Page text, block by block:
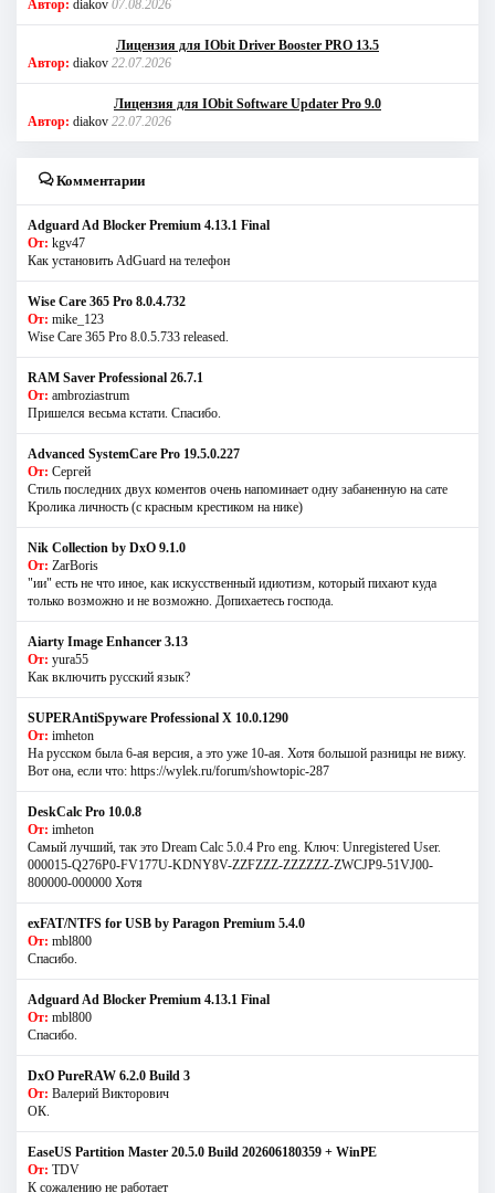
Автор: diakov 07.08.2026
Лицензия для IObit Driver Booster PRO 13.5
Автор: diakov 22.07.2026
Лицензия для IObit Software Updater Pro 9.0
Автор: diakov 22.07.2026
Комментарии
Adguard Ad Blocker Premium 4.13.1 Final
От: kgv47
Как установить AdGuard на телефон
Wise Care 365 Pro 8.0.4.732
От: mike_123
Wise Care 365 Pro 8.0.5.733 released.
RAM Saver Professional 26.7.1
От: ambroziastrum
Пришелся весьма кстати. Спасибо.
Advanced SystemCare Pro 19.5.0.227
От: Сергей
Стиль последних двух коментов очень напоминает одну забаненную на сате
Кролика личность (с красным крестиком на нике)
Nik Collection by DxO 9.1.0
От: ZarBoris
"ии" есть не что иное, как искусственный идиотизм, который пихают куда
только возможно и не возможно. Допихаетесь господа.
Aiarty Image Enhancer 3.13
От: yura55
Как включить русский язык?
SUPERAntiSpyware Professional X 10.0.1290
От: imheton
На русском была 6-ая версия, а это уже 10-ая. Хотя большой разницы не вижу.
Вот она, если что: https://wylek.ru/forum/showtopic-287
DeskCalc Pro 10.0.8
От: imheton
Самый лучший, так это Dream Calc 5.0.4 Pro eng. Ключ: Unregistered User.
000015-Q276P0-FV177U-KDNY8V-ZZFZZZ-ZZZZZZ-ZWCJP9-51VJ00-
800000-000000 Хотя
exFAT/NTFS for USB by Paragon Premium 5.4.0
От: mbl800
Спасибо.
Adguard Ad Blocker Premium 4.13.1 Final
От: mbl800
Спасибо.
DxO PureRAW 6.2.0 Build 3
От: Валерий Викторович
ОК.
EaseUS Partition Master 20.5.0 Build 202606180359 + WinPE
От: TDV
К сожалению не работает